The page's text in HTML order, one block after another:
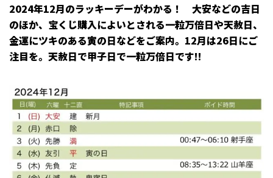
2024年12月のラッキーデーがわかる！ 大安などの吉日
のほか、宝くじ購入によいとされる一粒万倍日や天赦日、
金運にツキのある寅の日などをご案内。12月は26日にご
注目を。天赦日で甲子日で一粒万倍日です!!